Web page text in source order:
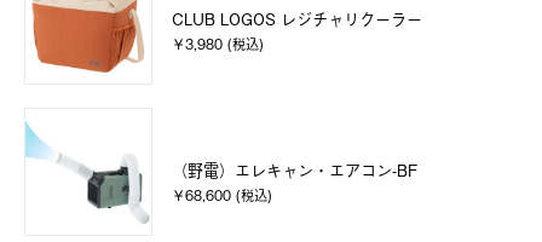
CLUB LOGOS レジチャリクーラー
￥3,980 (税込)
（野電）エレキャン・エアコン-BF
￥68,600 (税込)